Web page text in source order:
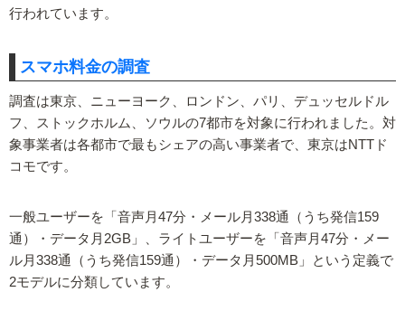
行われています。
スマホ料金の調査
調査は東京、ニューヨーク、ロンドン、パリ、デュッセルドル
フ、ストックホルム、ソウルの7都市を対象に行われました。対
象事業者は各都市で最もシェアの高い事業者で、東京はNTTド
コモです。
一般ユーザーを「音声月47分・メール月338通（うち発信159
通）・データ月2GB」、ライトユーザーを「音声月47分・メー
ル月338通（うち発信159通）・データ月500MB」という定義で
2モデルに分類しています。